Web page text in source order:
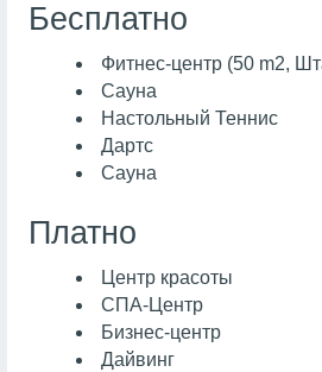
Бесплатно
Фитнес-центр (50 m2,
Сауна
Настольный Теннис
Дартс
Сауна
Платно
Центр красоты
СПА-Центр
Бизнес-центр
Дайвинг